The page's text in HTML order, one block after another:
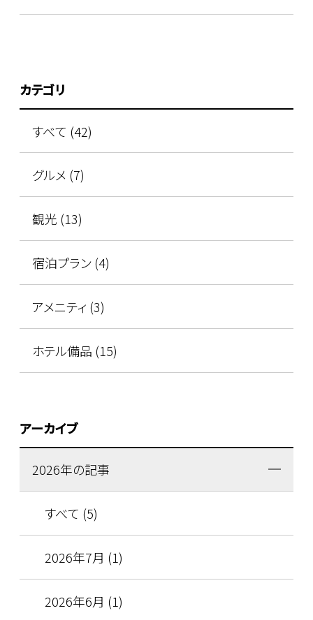
カテゴリ
すべて (42)
グルメ (7)
観光 (13)
宿泊プラン (4)
アメニティ (3)
ホテル備品 (15)
アーカイブ
2026年の記事
すべて (5)
2026年7月 (1)
2026年6月 (1)